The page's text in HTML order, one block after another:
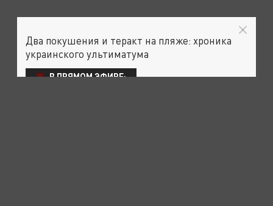
Два покушения и теракт на пляже: хроника
украинского ультиматума
В ПРЯМОМ ЭФИРЕ: